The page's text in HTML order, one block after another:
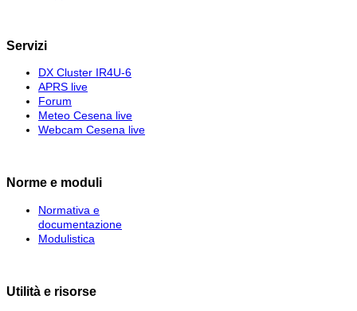
Servizi
DX Cluster IR4U-6
APRS live
Forum
Meteo Cesena live
Webcam Cesena live
Norme e moduli
Normativa e
documentazione
Modulistica
Utilità e risorse